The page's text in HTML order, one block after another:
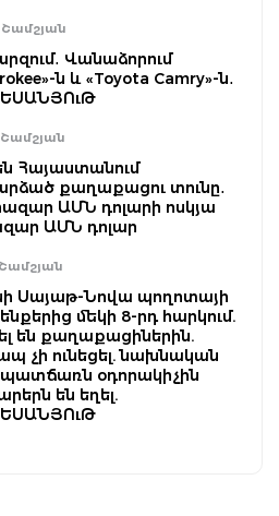
Շամշյան
Վանաձորում
ն և «Toyota Camry»-ն․
Շամշյան
Հայաստանում
քաղաքացու տունը․
ԱՄՆ դոլարի ոսկյա
ԱՄՆ դոլար
Շամշյան
Սայաթ-Նովա պողոտայի
մեկի 8-րդ հարկում.
են քաղաքացիներին.
չի ունեցել. նախնական
պատճառն օդորակիչին
են եղել.